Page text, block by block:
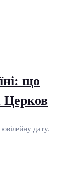
що
Церков
дату.